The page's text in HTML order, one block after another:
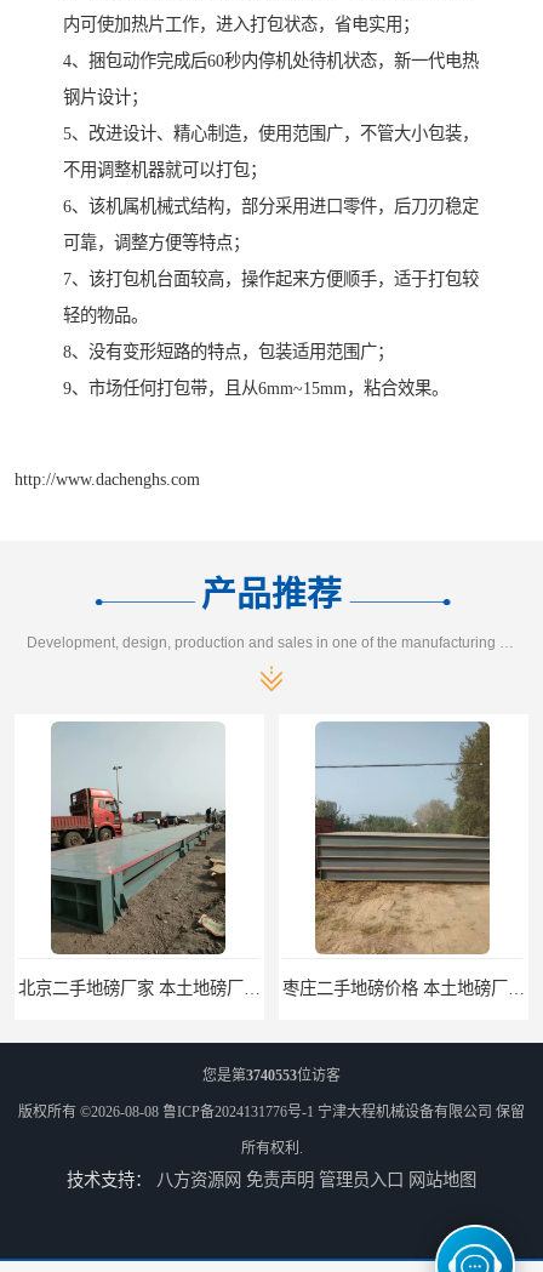
内可使加热片工作，进入打包状态，省电实用；
4、捆包动作完成后60秒内停机处待机状态，新一代电热
钢片设计；
5、改进设计、精心制造，使用范围广，不管大小包装，
不用调整机器就可以打包；
6、该机属机械式结构，部分采用进口零件，后刀刃稳定
可靠，调整方便等特点；
7、该打包机台面较高，操作起来方便顺手，适于打包较
轻的物品。
8、没有变形短路的特点，包装适用范围广；
9、市场任何打包带，且从6mm~15mm，粘合效果。
http://www.dachenghs.com
产品推荐
您是第3740553位访客
版权所有 ©2026-08-08 鲁ICP备2024131776号-1 宁津大程机械设备有限公司 保留
所有权利.
技术支持： 八方资源网 免责声明 管理员入口 网站地图